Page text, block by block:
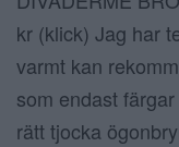
kr (klick) Jag har
varmt kan
som endast
rätt tjocka